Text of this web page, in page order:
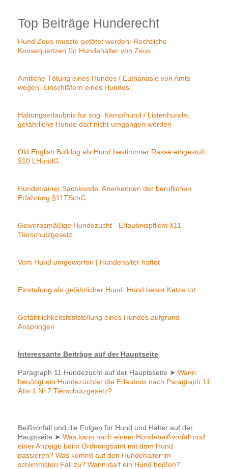
Top Beiträge Hunderecht
Hund Zeus musste getötet werden: Rechtliche
Konsequenzen für Hundehalter von Zeus
Amtliche Tötung eines Hundes / Euthanasie von Amts
wegen: Einschläfern eines Hundes
Haltungserlaubnis für sog. Kampfhund / Listenhunde,
gefährliche Hunde darf nicht umgangen werden
Old English Bulldog als Hund bestimmter Rasse eingestuft
§10 LHundG
Hundetrainer Sachkunde: Anerkennen der beruflichen
Erfahrung §11TSchG
Gewerbsmäßige Hundezucht - Erlaubnispflicht §11
Tierschutzgesetz
Vom Hund umgeworfen | Hundehalter haftet
Einstufung als gefährlicher Hund: Hund beisst Katze tot
Gefährlichkeitsfeststellung eines Hundes aufgrund
Anspringen
Interessante Beiträge auf der Hauptseite
Paragraph 11 Hundezucht auf der Hauptsseite ➤ Wann
benötigt ein Hundezüchter die Erlaubnis nach Paragraph 11
Abs.1 Nr.7 Tierschutzgesetz?
Beißvorfall und die Folgen für Hund und Halter auf der
Hauptseite ➤ Was kann nach einem Hundebeißvorfall und
einer Anzeige beim Ordnungsamt mit dem Hund
passieren? Was kommt auf den Hundehalter im
schlimmsten Fall zu? Wann darf ein Hund beißen?